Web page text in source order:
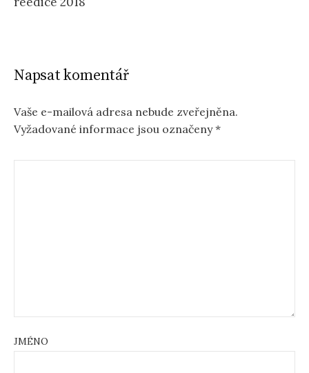
Napsat komentář
Vaše e-mailová adresa nebude zveřejněna.
Vyžadované informace jsou označeny*
JMÉNO